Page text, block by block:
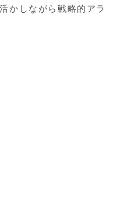
かしながら戦略的アラ